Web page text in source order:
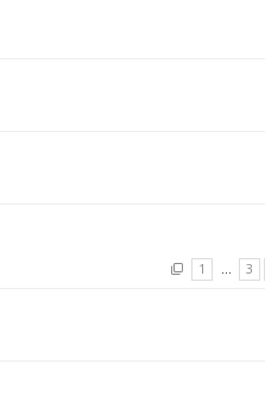
1 … 3